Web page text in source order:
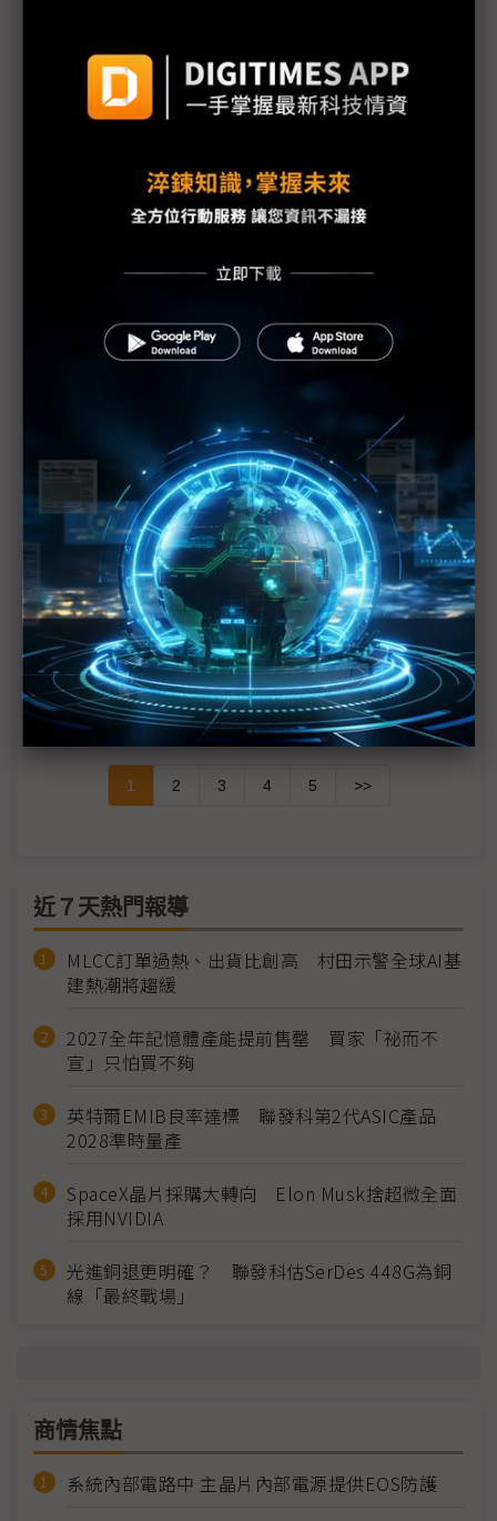
DEEPX致力於為邊緣運算提供高效能、低成本的AI晶
片解決方案
iMin AI POS啟動 Swan 2 Pro開創智慧零售新世代
迎向AI時代儲存解決方案 宇瞻COMPUTEX全亮相
群固攜手陶氏亮相 COMPUTEX展現熱管理新趨勢
台北電腦展法國館創新法商雲集 聚焦深化台灣及亞洲
市場布局
奎芯科技首登COMPUTEX舞台 搶攻晶粒互連新賽道
聯發科技於COMPUTEX 2025展出從邊緣到雲端的AI
願景
英飛凌與NVIDIA合作 推動未來AI伺服器機櫃的電源供
應架構革新
明緯攜手唐氏症基金會 點點成愛 共築公益品牌聯盟
1 2 3 4 5 >>
近７天熱門報導
MLCC訂單過熱、出貨比創高 村田示警全球AI基
建熱潮將趨緩
2027全年記憶體產能提前售罄 買家「祕而不
宣」只怕買不夠
英特爾EMIB良率達標 聯發科第2代ASIC產品
2028準時量產
SpaceX晶片採購大轉向 Elon Musk捨超微全面
採用NVIDIA
光進銅退更明確？ 聯發科估SerDes 448G為銅
線「最終戰場」
商情焦點
系統內部電路中 主晶片內部電源提供EOS防護